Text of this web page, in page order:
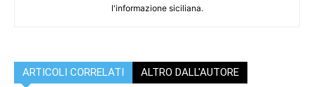
l'informazione siciliana.
ARTICOLI CORRELATI ALTRO DALL'AUTORE